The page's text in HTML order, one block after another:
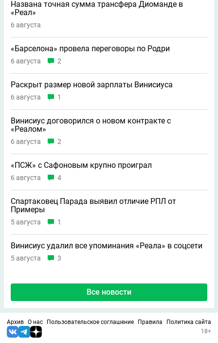
Названа точная сумма трансфера Диоманде в
«Реал»
6 августа
«Барселона» провела переговоры по Родри
6 августа 2
Раскрыт размер новой зарплаты Винисиуса
6 августа 1
Винисиус договорился о новом контракте с
«Реалом»
6 августа 2
«ПСЖ» с Сафоновым крупно проиграл
6 августа 4
Спартаковец Парада выявил отличие РПЛ от
Примеры
5 августа 1
Винисиус удалил все упоминания «Реала» в соцсети
5 августа 3
Все новости
Архив О нас Пользовательское соглашение Правила
Политика сайта
18+